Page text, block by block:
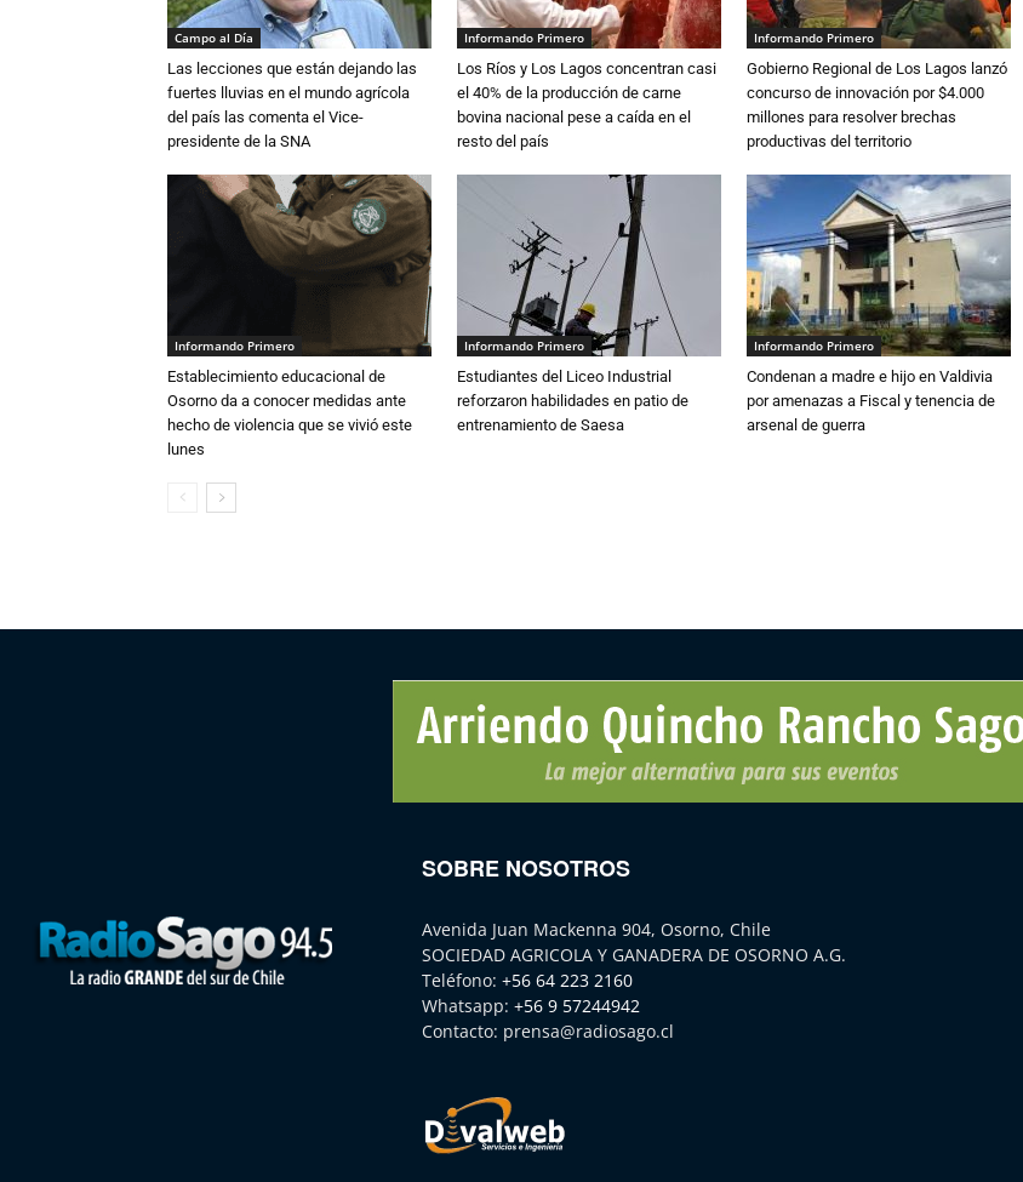
Campo al Día
Las lecciones que están dejando las
fuertes lluvias en el mundo agrícola
del país las comenta el Vice-
presidente de la SNA
Informando Primero
Los Ríos y Los Lagos concentran casi
el 40% de la producción de carne
bovina nacional pese a caída en el
resto del país
Informando Primero
Gobierno Regional de Los Lagos lanzó
concurso de innovación por $4.000
millones para resolver brechas
productivas del territorio
Informando Primero
Establecimiento educacional de
Osorno da a conocer medidas ante
hecho de violencia que se vivió este
lunes
Informando Primero
Estudiantes del Liceo Industrial
reforzaron habilidades en patio de
entrenamiento de Saesa
Informando Primero
Condenan a madre e hijo en Valdivia
por amenazas a Fiscal y tenencia de
arsenal de guerra
SOBRE NOSOTROS
Avenida Juan Mackenna 904, Osorno, Chile
SOCIEDAD AGRICOLA Y GANADERA DE OSORNO A.G.
Teléfono: +56 64 223 2160
Whatsapp: +56 9 57244942
Contacto: prensa@radiosago.cl